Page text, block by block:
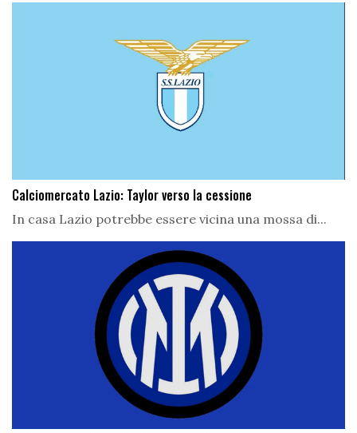
Calciomercato Lazio: Taylor verso la cessione
In casa Lazio potrebbe essere vicina una mossa di...